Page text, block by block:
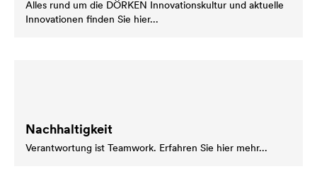
Alles rund um die DÖRKEN Innovationskultur und aktuelle
Innovationen finden Sie hier...
Nachhaltigkeit
Verantwortung ist Teamwork. Erfahren Sie hier mehr...